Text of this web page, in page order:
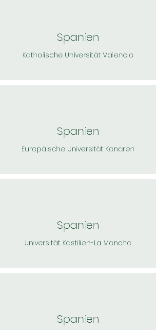
Spanien
Katholische Universität Valencia
Spanien
Europäische Universität Kanaren
Spanien
Universität Kastilien-La Mancha
Spanien